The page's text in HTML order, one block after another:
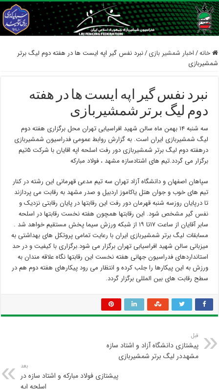
خانه/اخبار شمشیر بازی /نبرد نفس گیر اپه ایست ها در هفته دوم لیگ برتر
شمشیربازی
نبرد نفس گیر اپه ایست ها در هفته
دوم لیگ برتر شمشیربازی
سه شنبه ۱۴ بهمن ماه سالن شهید افراسیابی تهران محل برگزاری هفته دوم
لیگ شمشیربازی ایران است. به گزارش روابط عمومی فدراسیون شمشیربازی
درهفته دوم لیگ برتر شمشیربازی دور رفت اسلحه اپه اقایان با شرکت ۵تیم
برگزار می گردد.تیم های اشتادسازه مشهد ، فولاد مبارکه
سپاهان اصفهان و دانشگاه آزاد تهران سه تیم مدعی قهرمانی این رشته در کنار
تیم های خوب و جوان هتل یاکاموز اردبیل و صدر مشهد به رقابت می پردازند
تا درپایان روزسه شنبه قهرمان دور رفت این رقابتها در پایان رقابتی نزدیک و
نفس گیر مشخص شود. این رقابتها همچون هفته نخست رقابتها در اسلحه
سابر آقایان از ساعت ۱۷تا ۱۹ از شبکه ورزش سیما پخش مستقیم خواهد شد .
مسابقات لیگ برتر شمشیربازی ایران با رعایت تمامی پروتکل های بهداشتی به
میزبانی سالن شهید افراسیابی تهران برگزار می شود.برگزاری با کیفیت و در حد
استانداردهای فدراسیون جهانی هفته نخست این رقابتها نگاه علاقه مندان به
ورزش به این پیکارها را جلب کرده و انتظار می رود پیکارهای هفته دوم هم در
سطح رقابت های بین المللی برگزار گردد.
قبل
پیشتازی دانشگاه آزاد و اشتاد سازه
مشهددر لیگ برتر شمشیربازی
بعد
پیشتازی فولاد مبارکه و اشتاد سازه در
اسلحه اپه